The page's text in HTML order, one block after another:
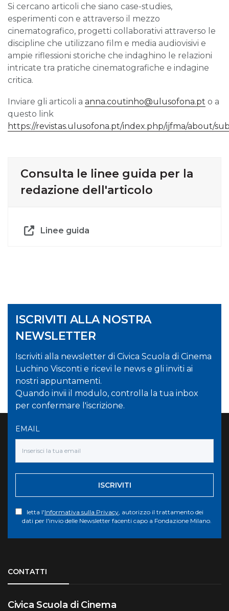
Si cercano articoli che siano case-studies,
esperimenti con e attraverso il mezzo
cinematografico, progetti collaborativi attraverso le
discipline che utilizzano film e media audiovisivi e
ampie riflessioni storiche che indaghino le relazioni
intricate tra pratiche cinematografiche e indagine
critica.
Inviare gli articoli a anna.coutinho@ulusofona.pt o a
questo link
https://revistas.ulusofona.pt/index.php/ijfma/about/
Consulta le linee guida per la
redazione dell'articolo
Linee guida
ISCRIVITI ALLA NOSTRA
NEWSLETTER
Iscriviti alla newsletter di Civica Scuola di Cinema
Luchino Visconti e ricevi le news e gli inviti ai
nostri appuntamenti.
Quando invii il modulo, controlla la tua inbox
per confermare l'iscrizione.
EMAIL
ISCRIVITI
letta l'Informativa sulla Privacy, autorizzo il trattamento dei
dati per l'invio delle Newsletter facenti capo a Fondazione Milano.
CONTATTI
Civica Scuola di Cinema